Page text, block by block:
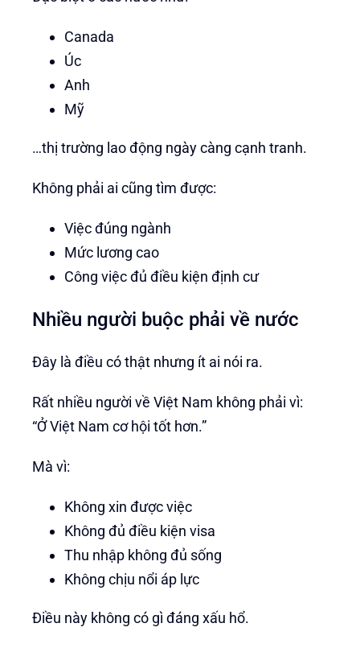
Canada
Úc
Anh
Mỹ
…thị trường lao động ngày càng cạnh tranh.
Không phải ai cũng tìm được:
Việc đúng ngành
Mức lương cao
Công việc đủ điều kiện định cư
Nhiều người buộc phải về nước
Đây là điều có thật nhưng ít ai nói ra.
Rất nhiều người về Việt Nam không phải vì:
“Ở Việt Nam cơ hội tốt hơn.”
Mà vì:
Không xin được việc
Không đủ điều kiện visa
Thu nhập không đủ sống
Không chịu nổi áp lực
Điều này không có gì đáng xấu hổ.